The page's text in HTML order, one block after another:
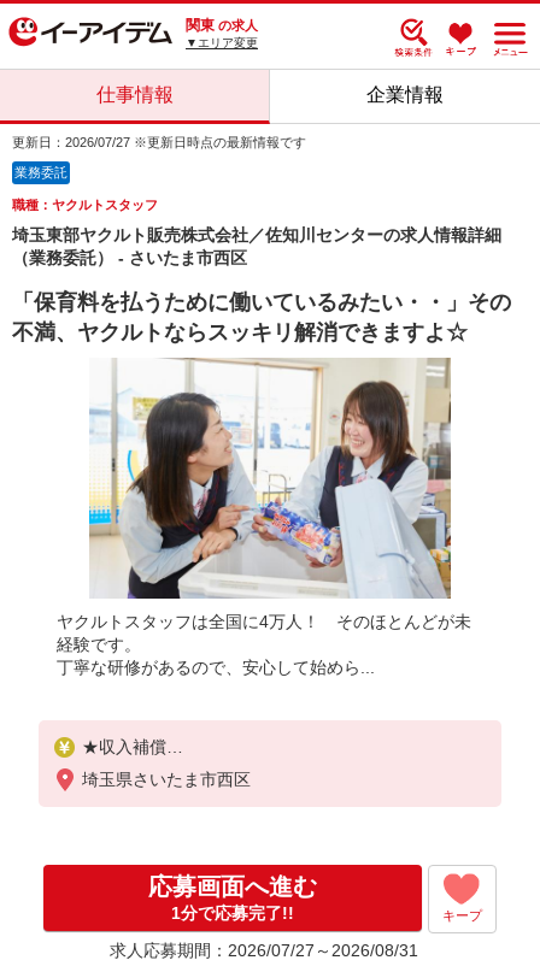
関東 の求人
▼エリア変更
仕事情報 企業情報
更新日：2026/07/27 ※更新日時点の最新情報です
業務委託
職種：ヤクルトスタッフ
埼玉東部ヤクルト販売株式会社／佐知川センターの求人情報詳細
（業務委託） - さいたま市西区
「保育料を払うために働いているみたい・・」その
不満、ヤクルトならスッキリ解消できますよ☆
ヤクルトスタッフは全国に4万人！ そのほとんどが未
経験です。
丁寧な研修があるので、安心して始めら...
★収入補償
1ヶ月目：1日3,500円
2〜5ヶ月目 1日5,000円
※扶養内は月収108,000円まで
平均月収130,000円
◆商品買取りなし！働いた分はしっかり稼げます
収入保障期間：5か月
埼玉県さいたま市西区
応募画面へ進む
1分で応募完了!! キープ
求人応募期間：2026/07/27～2026/08/31